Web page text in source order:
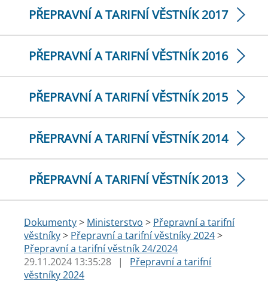
PŘEPRAVNÍ A TARIFNÍ VĚSTNÍK 2017
PŘEPRAVNÍ A TARIFNÍ VĚSTNÍK 2016
PŘEPRAVNÍ A TARIFNÍ VĚSTNÍK 2015
PŘEPRAVNÍ A TARIFNÍ VĚSTNÍK 2014
PŘEPRAVNÍ A TARIFNÍ VĚSTNÍK 2013
Dokumenty> Ministerstvo > Přepravní a tarifní
věstníky> Přepravní a tarifní věstníky 2024>
Přepravní a tarifní věstník 24/2024
29.11.2024 13:35:28
|
Přepravní a tarifní
věstníky 2024